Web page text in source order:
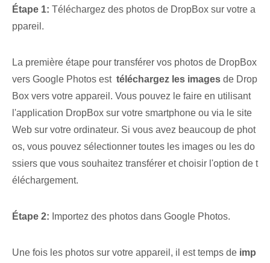
Étape 1: Téléchargez des photos de DropBox sur votre a
ppareil.
La première étape pour transférer vos photos⁣ de DropBox
vers Google Photos est ​ téléchargez les⁢ images de Drop
Box vers votre appareil. Vous pouvez le faire en utilisant
l'application DropBox sur votre smartphone ou via le site
Web sur votre ordinateur. Si vous avez beaucoup de phot
os, vous pouvez ⁢sélectionner toutes les images ‍ou‍ les do
ssiers que vous souhaitez ‌transférer et⁤ choisir l'option de t
éléchargement.
Étape 2: ‌Importez des ⁤photos dans ⁤Google Photos.
Une fois les photos sur votre appareil, il est temps⁤ de‌ imp